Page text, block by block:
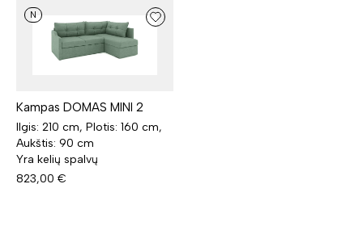
N
Kampas DOMAS MINI 2
Ilgis: 210 cm, Plotis: 160 cm,
Aukštis: 90 cm
Yra kelių spalvų
823,00 €